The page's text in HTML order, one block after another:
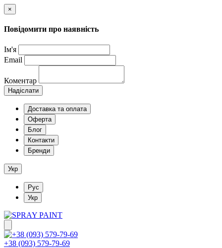
×
Повідомити про наявність
Ім'я
Email
Коментар
Надіслати
Доставка та оплата
Оферта
Блог
Контакти
Бренди
Укр
Рус
Укр
+38 (093) 579-79-69